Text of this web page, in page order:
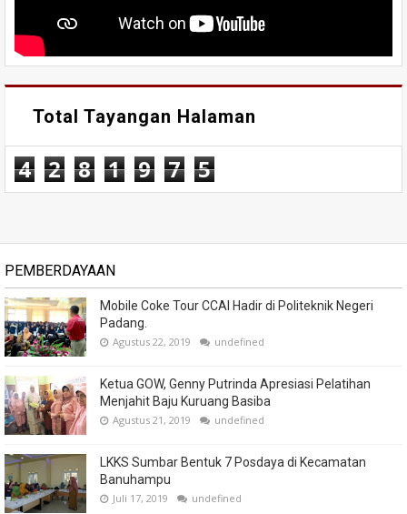
Total Tayangan Halaman
4 2 8 1 9 7 5
PEMBERDAYAAN
Mobile Coke Tour CCAI Hadir di Politeknik Negeri
Padang.
Agustus 22, 2019 undefined
Ketua GOW, Genny Putrinda Apresiasi Pelatihan
Menjahit Baju Kuruang Basiba
Agustus 21, 2019 undefined
LKKS Sumbar Bentuk 7 Posdaya di Kecamatan
Banuhampu
Juli 17, 2019 undefined